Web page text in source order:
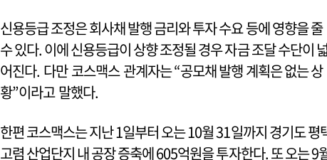
신용등급 조정은 회사채 발행 금리와 투자 수요 등에 영향을 줄
수 있다. 이에 신용등급이 상향 조정될 경우 자금 조달 수단이 넓
어진다. 다만 코스맥스 관계자는 “공모채 발행 계획은 없는 상
황”이라고 말했다.
한편 코스맥스는 지난 1일부터 오는 10월 31일까지 경기도 평
고렴 산업단지 내 공장 증축에 605억원을 투자한다. 또 오는 9